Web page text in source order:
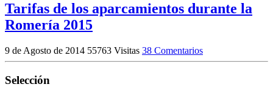
Tarifas de los aparcamientos durante la
Romería 2015
9 de Agosto de 2014 55763 Visitas 38 Comentarios
Selección